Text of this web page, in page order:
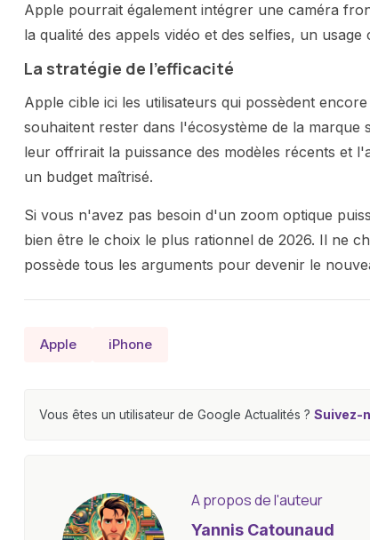
Apple pourrait également intégrer une caméra
la qualité des appels vidéo et des selfies, un
La stratégie de l'efficacité
Apple cible ici les utilisateurs qui possèdent
souhaitent rester dans l'écosystème de la marque
leur offrirait la puissance des modèles récents et
un budget maîtrisé.
Si vous n'avez pas besoin d'un zoom optique
bien être le choix le plus rationnel de 2026. Il ne
possède tous les arguments pour devenir le
Apple iPhone
Vous êtes un utilisateur de Google Actualités ? Suivez-
A propos de l'auteur
Yannis Catounaud